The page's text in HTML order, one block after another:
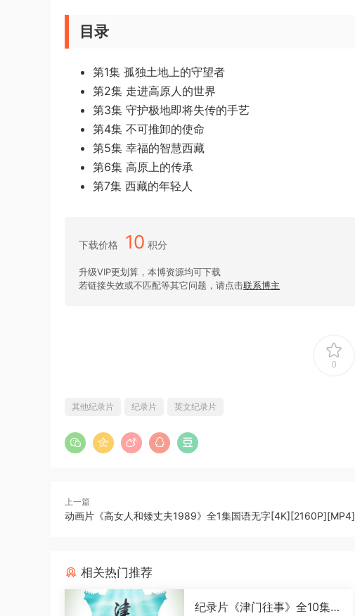
目录
第1集 孤独土地上的守望者
第2集 走进高原人的世界
第3集 守护极地即将失传的手艺
第4集 不可推卸的使命
第5集 幸福的智慧西藏
第6集 高原上的传承
第7集 西藏的年轻人
下载价格 10 积分
升级VIP更划算，本博资源均可下载
若链接失效或不匹配等其它问题，请点击联系博主
0
其他纪录片 纪录片 英文纪录片
上一篇
动画片《高女人和矮丈夫1989》全1集国语无字[4K][2160P][MP4]
相关热门推荐
纪录片《津门往事》全10集国